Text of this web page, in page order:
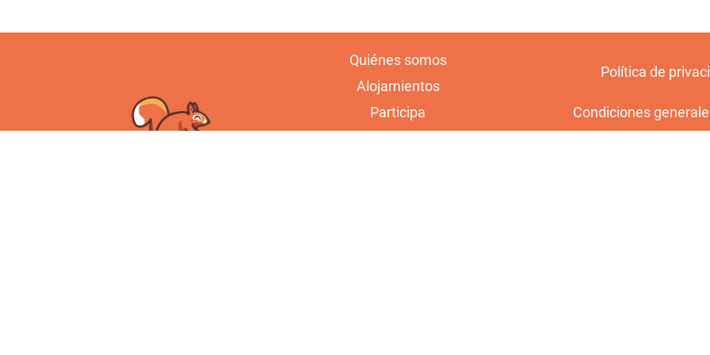
Quiénes somos
Alojamientos
Participa
Política de
Condiciones